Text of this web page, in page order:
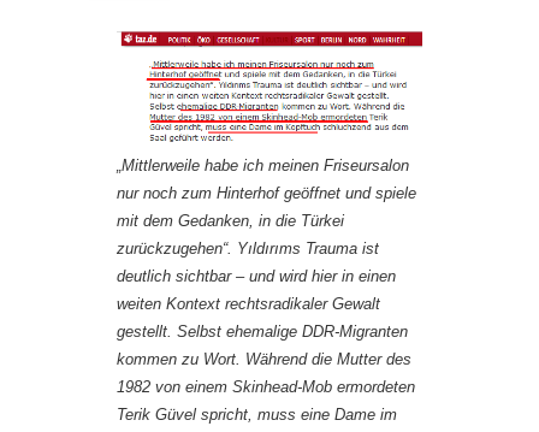
„Mittlerweile habe ich meinen Friseursalon
nur noch zum Hinterhof geöffnet und spiele
mit dem Gedanken, in die Türkei
zurückzugehen“. Yıldırıms Trauma ist
deutlich sichtbar – und wird hier in einen
weiten Kontext rechtsradikaler Gewalt
gestellt. Selbst ehemalige DDR-Migranten
kommen zu Wort. Während die Mutter des
1982 von einem Skinhead-Mob ermordeten
Terik Güvel spricht, muss eine Dame im